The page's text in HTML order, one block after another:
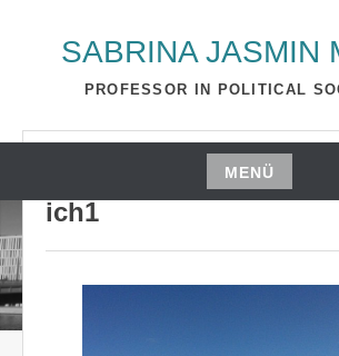
SABRINA JASMIN
PROFESSOR IN POLITICAL
MENÜ
Zum
Inhalt
springen
S_2510A
ich1